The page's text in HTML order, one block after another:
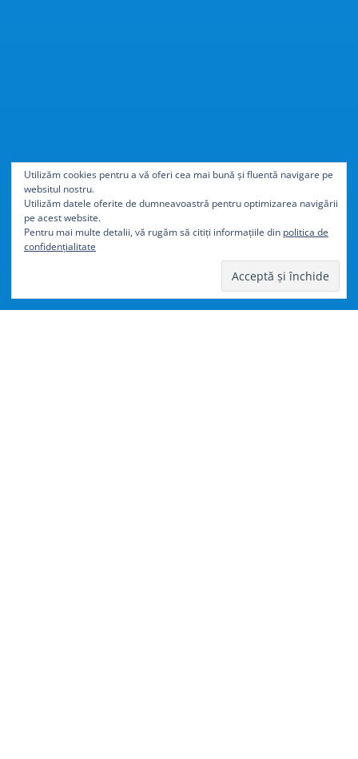
Cu40% mai ușordecât
aluminiul
Utilizăm cookies pentru a vă oferi cea mai bună și fluentă navigare pe
websitul nostru.
Utilizăm datele oferite de dumneavoastră pentru optimizarea navigării
pe acest website.
Pentru mai multe detalii, vă rugăm să citiți informațiile din politica de
confidențialitate